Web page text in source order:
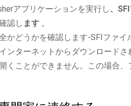
アプリケーションを実行し、
認し ます 。
かどうかを確認します-SFIファ
ンターネットからダウンロード
くことができません。この場合